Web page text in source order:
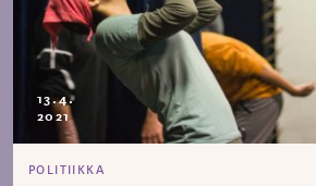
13.4.
2021
POLITIIKKA